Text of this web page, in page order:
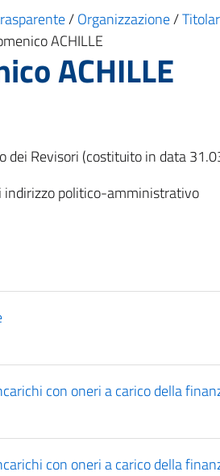
/Organizzazione/
ACHILLE
ACHILLE
dei Revisori (costituito in data
indirizzo politico-amministrativo
con oneri a carico della
con oneri a carico della